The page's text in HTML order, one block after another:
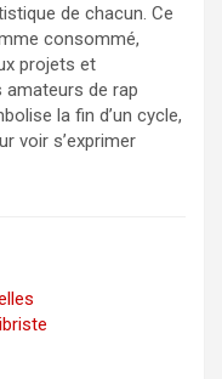
de chacun. Ce
consommé,
projets et
amateurs de rap
la fin d’un cycle,
voir s’exprimer